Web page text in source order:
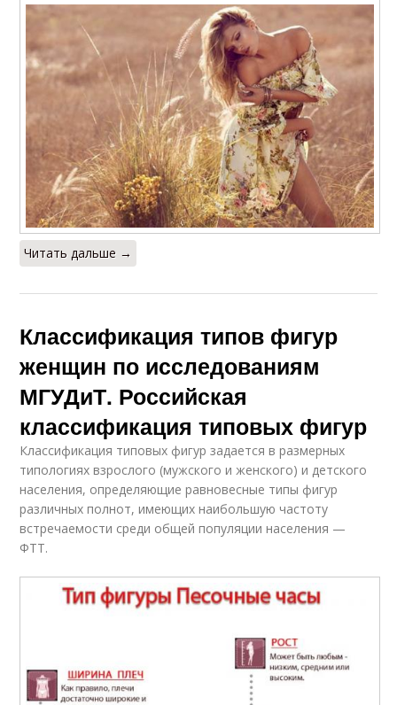
Читать дальше →
Классификация типов фигур
женщин по исследованиям
МГУДиТ. Российская
классификация типовых фигур
Классификация типовых фигур задается в размерных
типологиях взрослого (мужского и женского) и детского
населения, определяющие равновесные типы фигур
различных полнот, имеющих наибольшую частоту
встречаемости среди общей популяции населения —
ФТТ.